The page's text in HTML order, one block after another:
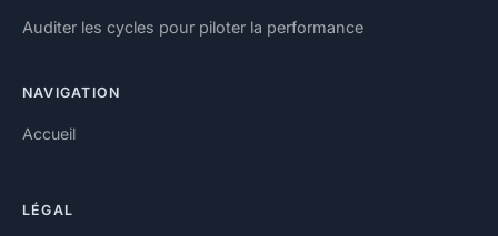
Auditer les cycles pour piloter la performance
NAVIGATION
Accueil
LÉGAL